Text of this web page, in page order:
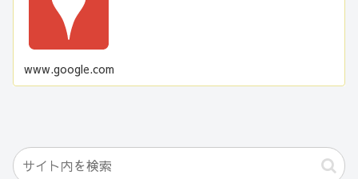
www.google.com